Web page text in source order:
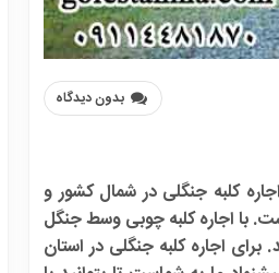
بدون دیدگاه
کلبه جنگلی در شمال کشور و
با اجاره کلبه چوبی وسط جنگل
اجاره کلبه جنگلی در استان